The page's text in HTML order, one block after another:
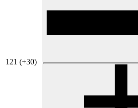
121 (+30)